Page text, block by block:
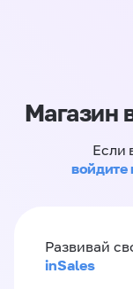
Магазин
Если
войдите
Развивай
inSales